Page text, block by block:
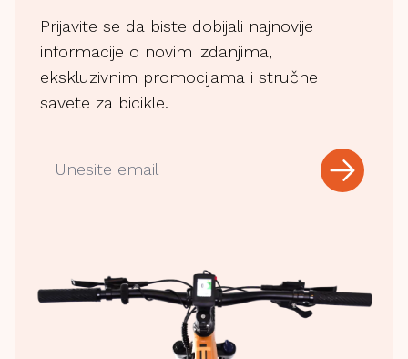
Prijavite se da biste dobijali najnovije
informacije o novim izdanjima,
ekskluzivnim promocijama i stručne
savete za bicikle.